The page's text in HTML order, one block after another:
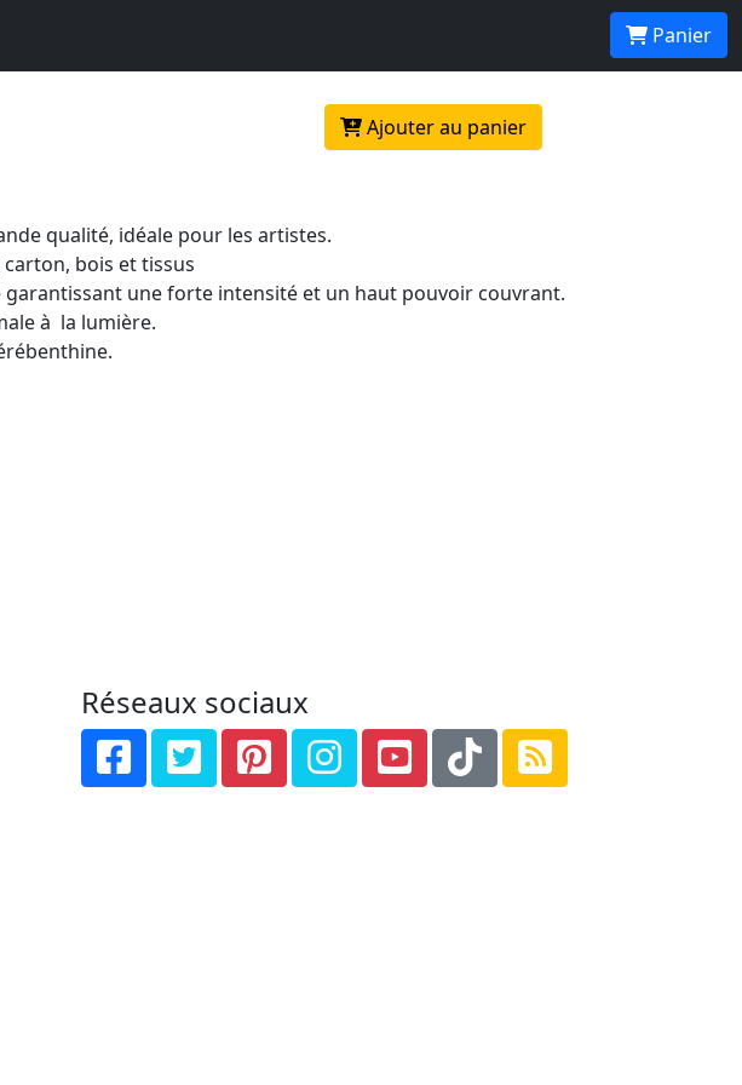
Panier
Ajouter au panier
qualité, idéale pour les artistes.
carton, bois et tissus
une forte intensité et un haut pouvoir couvrant.
à la lumière.
Réseaux sociaux